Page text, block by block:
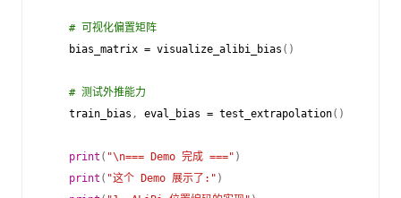
# 可视化偏置矩阵
bias_matrix = visualize_alibi_bias ()
# 测试外推能力
train_bias , eval_bias = test_extrapolation()
print ( "\n=== Demo 完成 ===" )
print ( "这个 Demo 展示了:" )